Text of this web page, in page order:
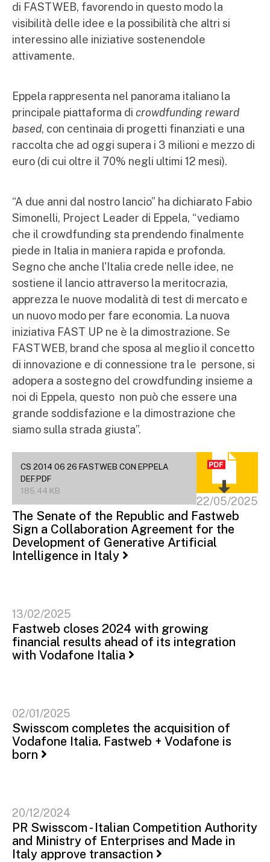
di FASTWEB, favorendo in questo modo la
visibilità delle idee e la possibilità che altri si
interessino alle iniziative sostenendole
attivamente.
Eppela rappresenta nel panorama italiano la
principale piattaforma di crowdfunding reward
based, con centinaia di progetti finanziati e una
raccolta che ad oggi supera i 3 milioni e mezzo di
euro (di cui oltre il 70% negli ultimi 12 mesi).
“A due anni dal nostro lancio” ha dichiarato Fabio
Simonelli, Project Leader di Eppela, “vediamo
che il crowdfunding sta prendendo finalmente
piede in Italia in maniera rapida e profonda.
Segno che anche l'Italia crede nelle idee, ne
sostiene il lancio attraverso la meritocrazia,
apprezza le nuove modalità di test di mercato e
un nuovo modo per fare economia. La nuova
iniziativa FAST UP ne è la dimostrazione. Se
FASTWEB, brand che sposa al meglio il concetto
di innovazione e di connessione tra le persone, si
adopera a sostegno del crowdfunding insieme a
noi di Eppela, questo non può che essere una
grande soddisfazione e la dimostrazione che
siamo sulla strada giusta”.
CS 2014 06 26 FASTWEB CON EPPELA
DEF.PDF
185.44 KB
22/05/2025
The Senate of the Republic and Fastweb
Sign a Collaboration Agreement for the
Development of Generative Artificial
Intelligence in Italy
13/02/2025
Fastweb closes 2024 with growing
financial results ahead of its integration
with Vodafone Italia
02/01/2025
Swisscom completes the acquisition of
Vodafone Italia. Fastweb + Vodafone is
born
20/12/2024
PR Swisscom - Italian Competition Authority
and Ministry of Enterprises and Made in
Italy approve transaction